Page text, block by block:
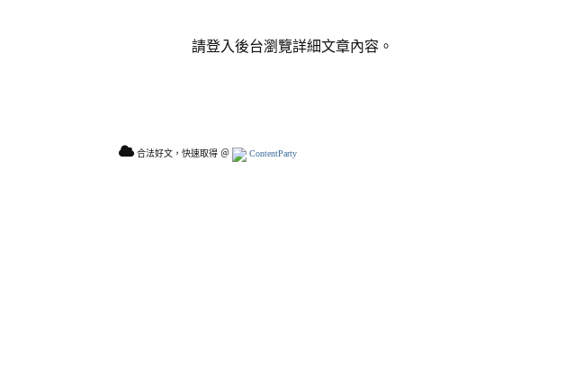
請登入後台瀏覽詳細文章內容。
合法好文，快速取得 ＠ ContentParty